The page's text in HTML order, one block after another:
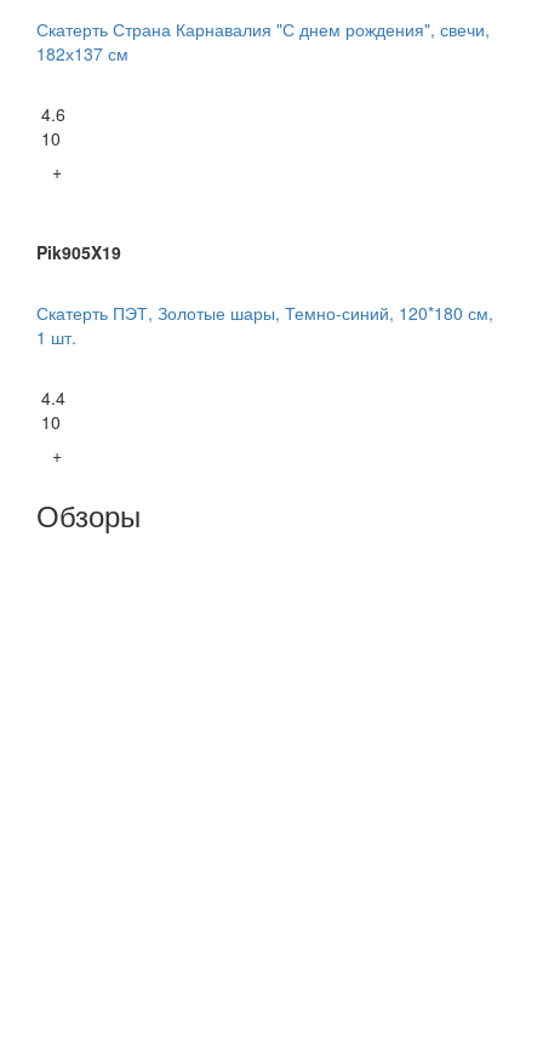
Скатерть Страна Карнавалия "С днем рождения", свечи,
182х137 см
4.6
10
+
Pik905X19
Скатерть ПЭТ, Золотые шары, Темно-синий, 120*180 см,
1 шт.
4.4
10
+
Обзоры